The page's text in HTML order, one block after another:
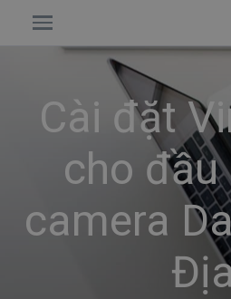
Cài đặt
cho đầu
camera